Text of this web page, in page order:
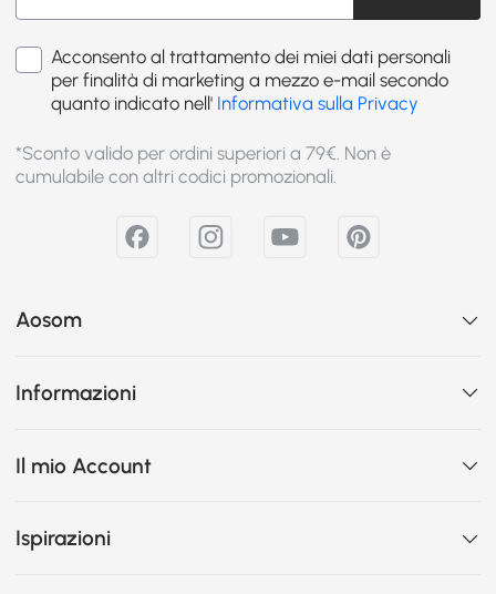
Acconsento al trattamento dei miei dati personali
per finalità di marketing a mezzo e-mail secondo
quanto indicato nell' Informativa sulla Privacy
*Sconto valido per ordini superiori a 79€. Non è
cumulabile con altri codici promozionali.
Aosom
Informazioni
Il mio Account
Ispirazioni